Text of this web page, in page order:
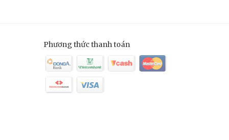
Phương thức thanh toán